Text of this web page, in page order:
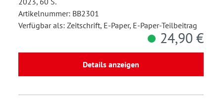
Artikelnummer: BB2301
Verfügbar als: Zeitschrift, E-Paper, E-Paper-Teilbeitrag
24,90 €
Details anzeigen